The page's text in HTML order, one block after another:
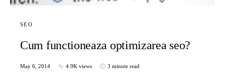
SEO
Cum functioneaza optimizarea seo?
May 6, 2014 4.9K views 3 minute read